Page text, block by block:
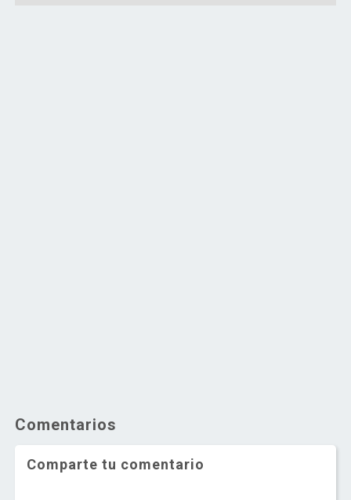
Comentarios
Comparte tu comentario